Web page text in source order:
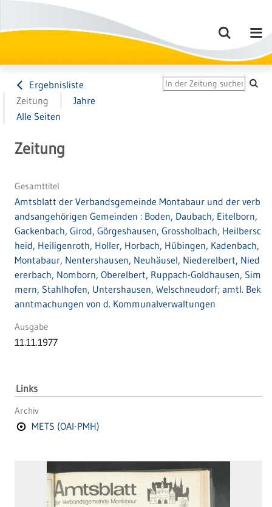
Ergebnisliste
Zeitung
Jahre
Alle Seiten
Zeitung
Gesamttitel
Amtsblatt der Verbandsgemeinde Montabaur und der verb
andsangehörigen Gemeinden : Boden, Daubach, Eitelborn,
Gackenbach, Girod, Görgeshausen, Grossholbach, Heilbersc
heid, Heiligenroth, Holler, Horbach, Hübingen, Kadenbach,
Montabaur, Nentershausen, Neuhäusel, Niederelbert, Nied
ererbach, Nomborn, Oberelbert, Ruppach-Goldhausen, Sim
mern, Stahlhofen, Untershausen, Welschneudorf; amtl. Bek
anntmachungen von d. Kommunalverwaltungen
Ausgabe
11.11.1977
Links
Archiv
METS (OAI-PMH)